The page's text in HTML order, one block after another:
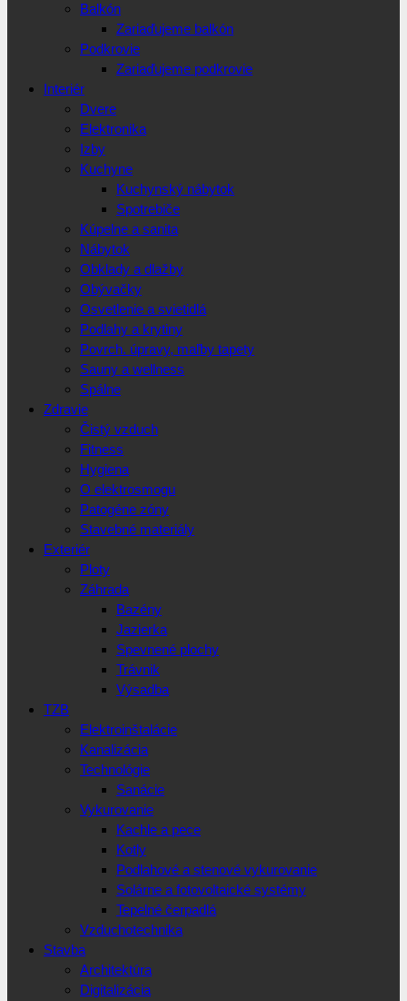
Balkón
Zariaďujeme balkón
Podkrovie
Zariaďujeme podkrovie
Interiér
Dvere
Elektronika
Izby
Kuchyne
Kuchynský nábytok
Spotrebiče
Kúpelne a sanita
Nábytok
Obklady a dlažby
Obývačky
Osvetlenie a svietidlá
Podlahy a krytiny
Povrch. úpravy, maľby tapety
Sauny a wellness
Spálne
Zdravie
Čistý vzduch
Fitness
Hygiena
O elektrosmogu
Patogéne zóny
Stavebné materiály
Exteriér
Ploty
Záhrada
Bazény
Jazierka
Spevnené plochy
Trávnik
Výsadba
TZB
Elektroinštalácie
Kanalizácia
Technológie
Sanácie
Vykurovanie
Kachle a pece
Kotly
Podlahové a stenové vykurovanie
Solárne a fotovoltaické systémy
Tepelné čerpadlá
Vzduchotechnika
Stavba
Architektúra
Digitalizácia